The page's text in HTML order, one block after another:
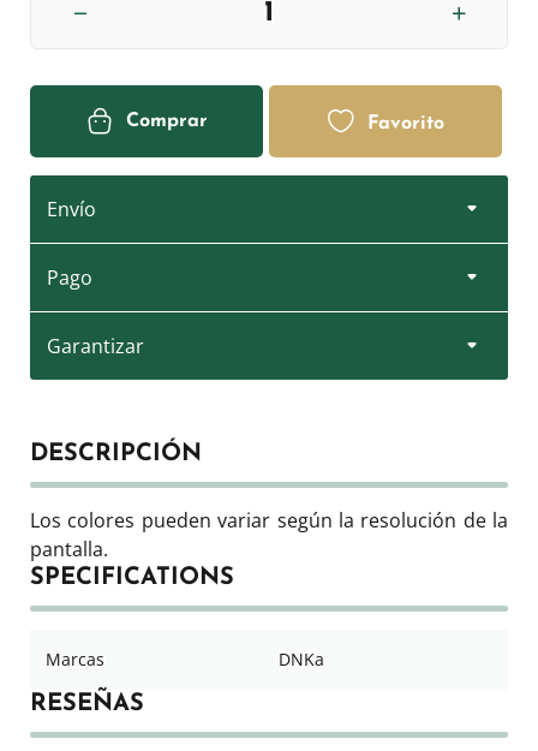
Comprar Favorito
Envío
Pago
Garantizar
DESCRIPCIÓN
Los colores pueden variar según la resolución de la
pantalla.
SPECIFICATIONS
Marcas DNKa
RESEÑAS